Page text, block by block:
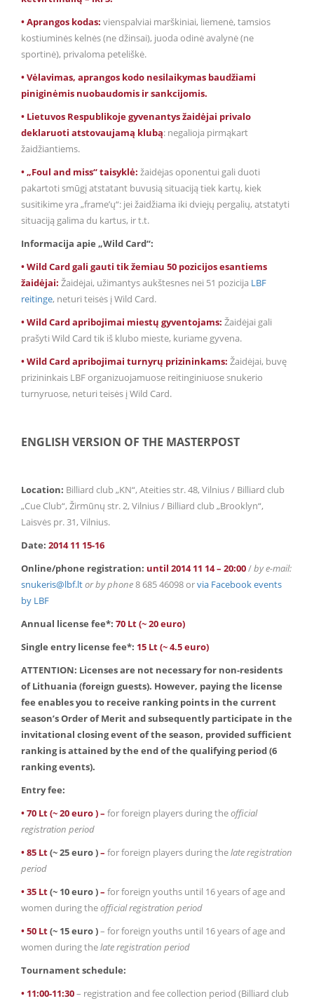
• Aprangos kodas: vienspalviai marškiniai, liemenė, tamsios
kostiuminės kelnės (ne džinsai), juoda odinė avalynė (ne
sportinė), privaloma peteliškė.
• Vėlavimas, aprangos kodo nesilaikymas baudžiami
piniginėmis nuobaudomis ir sankcijomis.
• Lietuvos Respublikoje gyvenantys žaidėjai privalo
deklaruoti atstovaujamą klubą: negalioja pirmąkart
žaidžiantiems.
• „Foul and miss“ taisyklė: žaidėjas oponentui gali duoti
pakartoti smūgį atstatant buvusią situaciją tiek kartų, kiek
susitikime yra „frame’ų“: jei žaidžiama iki dviejų pergalių, atstatyti
situaciją galima du kartus, ir t.t.
Informacija apie „Wild Card“:
• Wild Card gali gauti tik žemiau 50 pozicijos esantiems
žaidėjai: Žaidėjai, užimantys aukštesnes nei 51 pozicija LBF
reitinge, neturi teisės į Wild Card.
• Wild Card apribojimai miestų gyventojams: Žaidėjai gali
prašyti Wild Card tik iš klubo mieste, kuriame gyvena.
• Wild Card apribojimai turnyrų prizininkams: Žaidėjai, buvę
prizininkais LBF organizuojamuose reitinginiuose snukerio
turnyruose, neturi teisės į Wild Card.
ENGLISH VERSION OF THE MASTERPOST
Location: Billiard club „KN“, Ateities str. 48, Vilnius / Billiard club
„Cue Club“, Žirmūnų str. 2, Vilnius / Billiard club „Brooklyn“,
Laisvės pr. 31, Vilnius.
Date: 2014 11 15-16
Online/phone registration: until 2014 11 14 – 20:00/by e-mail:
snukeris@lbf.ltor by phone8 685 46098 orvia Facebook events
by LBF
Annual license fee*: 70 Lt (~ 20 euro)
Single entry license fee*: 15 Lt (~ 4.5 euro)
ATTENTION: Licenses are not necessary for non-residents
of Lithuania (foreign guests). However, paying the license
fee enables you to receive ranking points in the current
season’s Order of Merit and subsequently participate in the
invitational closing event of the season, provided sufficient
ranking is attained by the end of the qualifying period (6
ranking events).
Entry fee:
• 70 Lt (~ 20 euro ) – for foreign players during theofficial
registration period
• 85 Lt(~ 25 euro )– for foreign players during thelate registration
period
• 35 Lt(~ 10 euro )– for foreign youths until 16 years of age and
women during theofficial registration period
• 50 Lt(~ 15 euro )– for foreign youths until 16 years of age and
women during thelate registration period
Tournament schedule:
• 11:00-11:30– registration and fee collection period (Billiard club